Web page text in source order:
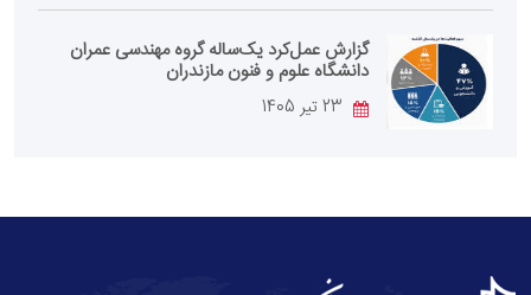
گزارش عمل‌کرد یک‌ساله گروه مهندسی عمران
دانشگاه علوم و فنون مازندران